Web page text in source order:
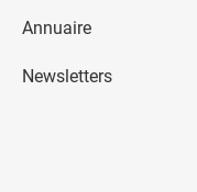
Annuaire
Newsletters